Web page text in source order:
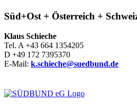
Süd+Ost + Österreich +
Klaus Schieche
Tel. A +43 664 1354205
D +49 172 7395370
E-Mail: k.schieche@suedbund.de